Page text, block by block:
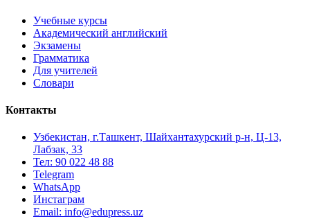
Учебные курсы
Академический английский
Экзамены
Грамматика
Для учителей
Словари
Контакты
Узбекистан, г.Ташкент, Шайхантахурский р-н, Ц-13,
Лабзак, 33
Тел: 90 022 48 88
Telegram
WhatsApp
Инстаграм
Email: info@edupress.uz